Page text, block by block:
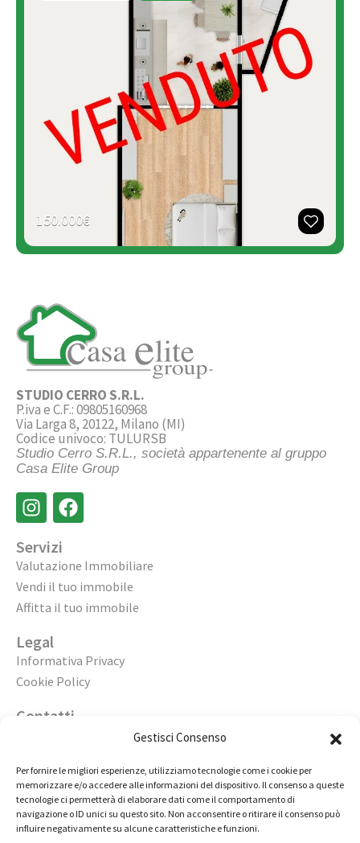
Gestisci Consenso
Per fornire le migliori esperienze, utilizziamo tecnologie come i cookie per
memorizzare e/o accedere alle informazioni del dispositivo. Il consenso a queste
tecnologie ci permetterà di elaborare dati come il comportamento di
navigazione o ID unici su questo sito. Non acconsentire o ritirare il consenso può
influire negativamente su alcune caratteristiche e funzioni.
150.000€
STUDIO CERRO S.R.L.
P.iva e C.F.: 09805160968
Via Larga 8, 20122, Milano (MI)
Codice univoco: TULURSB
Studio Cerro S.R.L., società appartenente al gruppo
Casa Elite Group
Servizi
Valutazione Immobiliare
Vendi il tuo immobile
Affitta il tuo immobile
Legal
Informativa Privacy
Cookie Policy
Contatti
02 98236472
info@immobiliarecasaelite.it